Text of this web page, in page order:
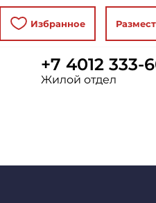
Избранное
+7 4012 333-
Жилой отдел